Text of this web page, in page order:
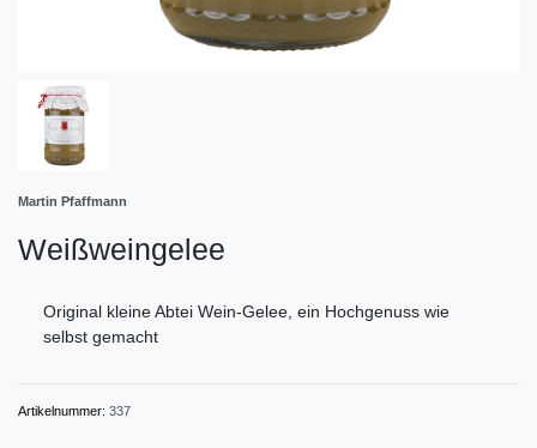
Martin Pfaffmann
Weißweingelee
Original kleine Abtei Wein-Gelee, ein Hochgenuss wie
selbst gemacht
Artikelnummer: 337